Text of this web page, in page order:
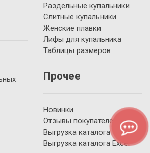
Раздельные купальники
Слитные купальники
Женские плавки
Лифы для купальника
Таблицы размеров
Прочее
Новинки
Отзывы покупателей
Выгрузка каталога YML
Выгрузка каталога Excel